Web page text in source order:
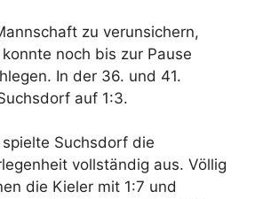
zu verunsichern,
noch bis zur Pause
In der 36. und 41.
auf 1:3.
Suchsdorf die
vollständig aus. Völlig
die Kieler mit 1:7 und